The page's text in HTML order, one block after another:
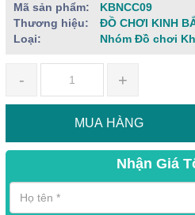
Mã sản phẩm:
KBNCC09
Thương hiệu:
ĐỒ CHƠI KINH
Loại:
Nhóm Đồ chơi
- +
MUA HÀNG
Nhận Giá